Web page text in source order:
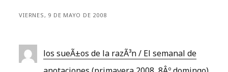
VIERNES, 9 DE MAYO DE 2008
los sueÃ±os de la razÃ³n / El semanal de